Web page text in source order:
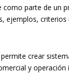
parte de un
ejemplos, criterios
crear
y operación